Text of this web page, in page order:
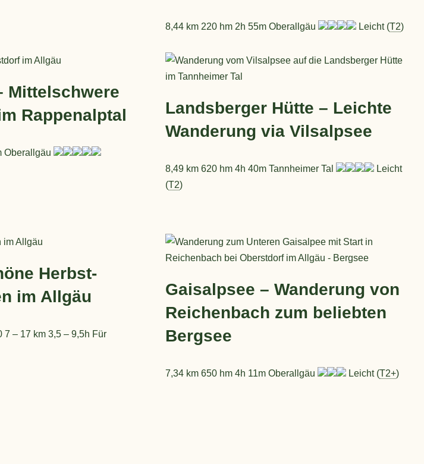
8,44 km 220 hm 2h 55m Oberallgäu Leicht (T2)
Mittelschwere
Rappenalptal
Oberallgäu
Landsberger Hütte – Leichte
Wanderung via Vilsalpsee
8,49 km 620 hm 4h 40m Tannheimer Tal
Leicht
(T2)
Herbst-
im Allgäu
7 – 17 km 3,5 – 9,5h Für
Gaisalpsee – Wanderung von
Reichenbach zum beliebten
Bergsee
7,34 km 650 hm 4h 11m Oberallgäu Leicht (T2+)